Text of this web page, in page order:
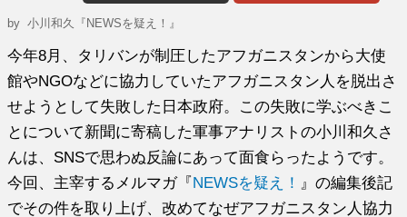
by小川和久『NEWSを疑え！』
今年8月、タリバンが制圧したアフガニスタンから大使
館やNGOなどに協力していたアフガニスタン人を脱出さ
せようとして失敗した日本政府。この失敗に学ぶべきこ
とについて新聞に寄稿した軍事アナリストの小川和久さ
んは、SNSで思わぬ反論にあって面食らったようです。
今回、主宰するメルマガ『NEWSを疑え！
』の編集後記
でその件を取り上げ、改めてなぜアフガニスタン人協力